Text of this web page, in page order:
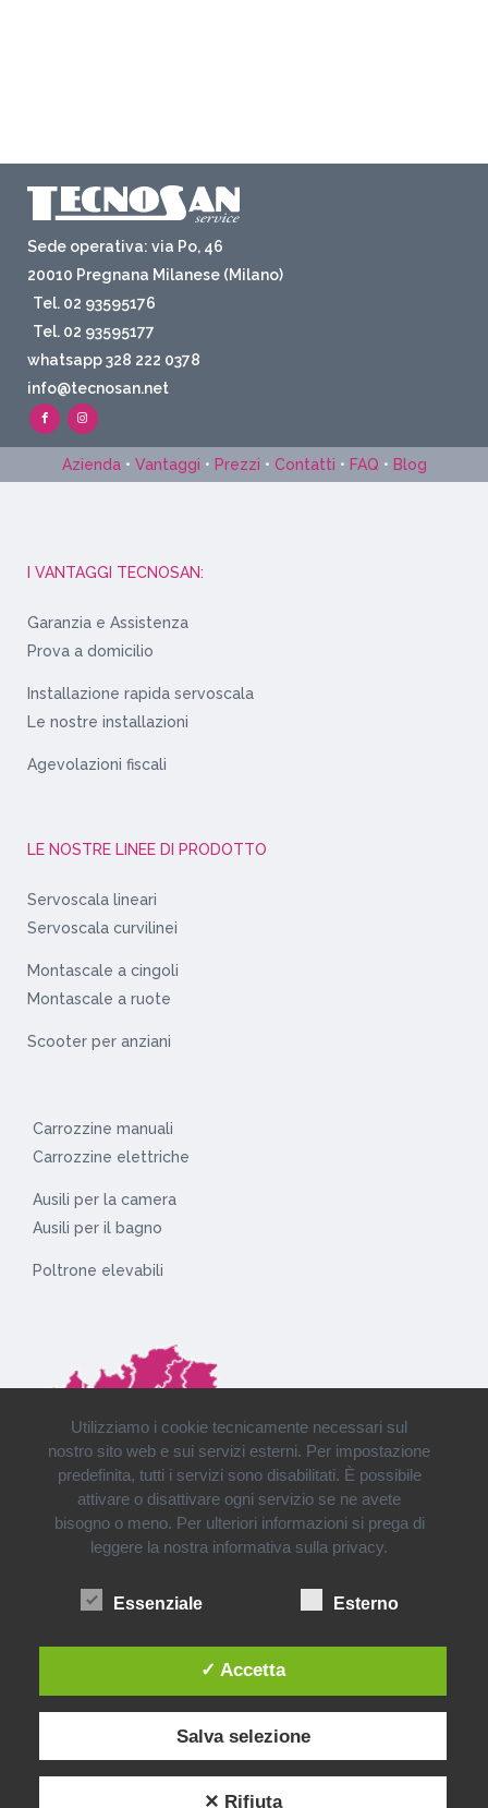
Sede operativa: via Po, 46
20010 Pregnana Milanese (Milano)
Tel. 02 93595176
Tel. 02 93595177
whatsapp 328 222 0378
info@tecnosan.net
Azienda• Vantaggi • Prezzi • Contatti • FAQ • Blog
I VANTAGGI TECNOSAN:
Garanzia e Assistenza
Prova a domicilio
Installazione rapida servoscala
Le nostre installazioni
Agevolazioni fiscali
LE NOSTRE LINEE DI PRODOTTO
Servoscala lineari
Servoscala curvilinei
Montascale a cingoli
Montascale a ruote
Scooter per anziani
Carrozzine manuali
Carrozzine elettriche
Ausili per la camera
Ausili per il bagno
Poltrone elevabili
Installazioni e consegne in tutto il Nord Italia
Utilizziamo i cookie tecnicamente necessari sul
nostro sito web e sui servizi esterni. Per impostazione
predefinita, tutti i servizi sono disabilitati. È possibile
attivare o disattivare ogni servizio se ne avete
bisogno o meno. Per ulteriori informazioni si prega di
leggere la nostra informativa sulla privacy.
Essenziale Esterno
✓ Accetta
Salva selezione
✕ Rifiuta